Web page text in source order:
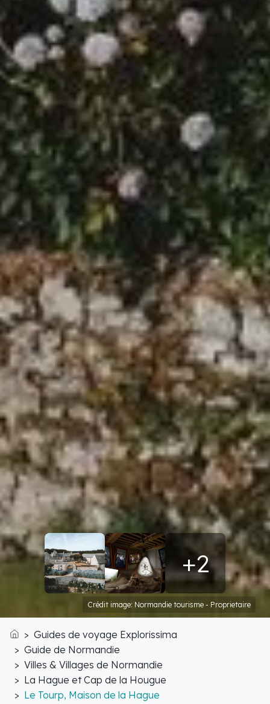
+2
Crédit image: Normandie tourisme - Proprietaire
Accueil
Guides de voyage Explorissima
Guide de Normandie
Villes & Villages de Normandie
La Hague et Cap de la Hougue
Le Tourp, Maison de la Hague